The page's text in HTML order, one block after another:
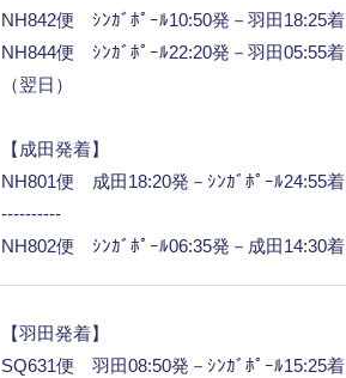
NH842便 ｼﾝｶﾞﾎﾟｰﾙ10:50発－羽田18:25着
NH844便 ｼﾝｶﾞﾎﾟｰﾙ22:20発－羽田05:55着
（翌日）
【成田発着】
NH801便 成田18:20発－ｼﾝｶﾞﾎﾟｰﾙ24:55着
----------
NH802便 ｼﾝｶﾞﾎﾟｰﾙ06:35発－成田14:30着
【羽田発着】
SQ631便 羽田08:50発－ｼﾝｶﾞﾎﾟｰﾙ15:25着